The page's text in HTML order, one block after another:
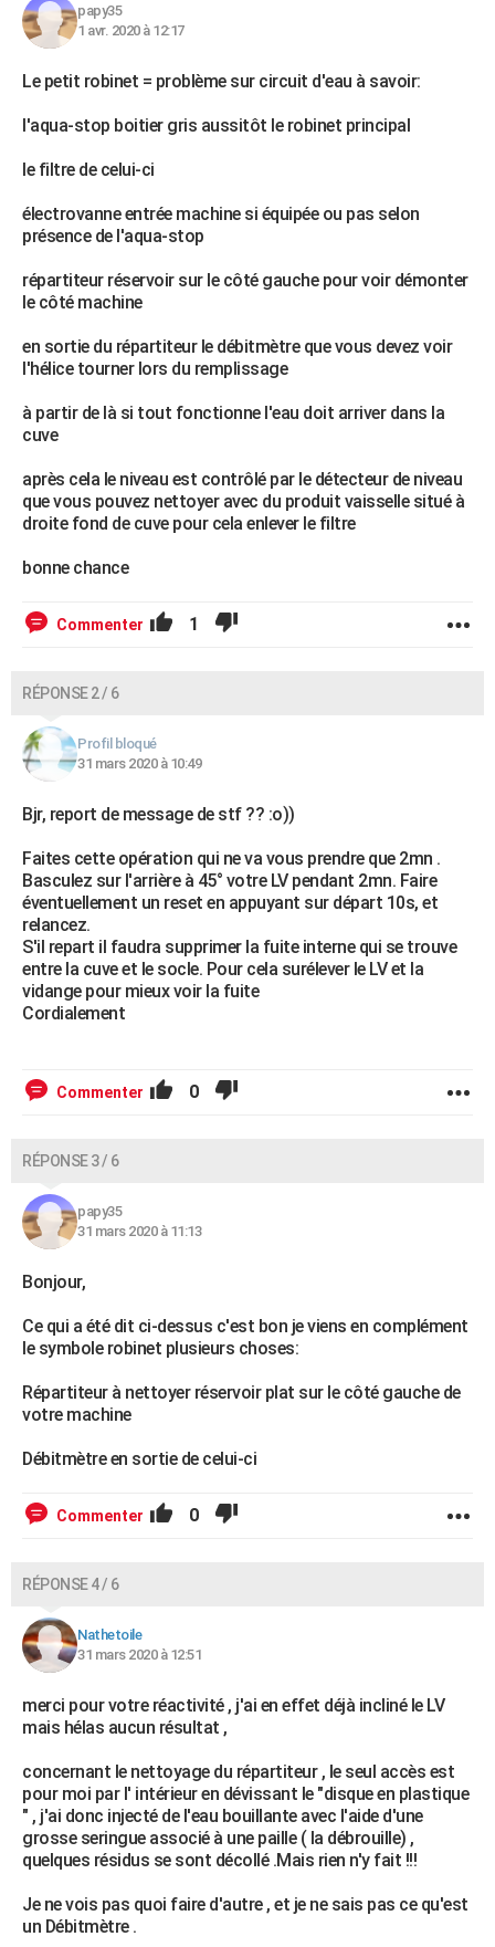
papy35
1 avr. 2020 à 12:17
Le petit robinet = problème sur circuit d'eau à savoir:
l'aqua-stop boitier gris aussitôt le robinet principal
le filtre de celui-ci
électrovanne entrée machine si équipée ou pas selon
présence de l'aqua-stop
répartiteur réservoir sur le côté gauche pour voir démonter
le côté machine
en sortie du répartiteur le débitmètre que vous devez voir
l'hélice tourner lors du remplissage
à partir de là si tout fonctionne l'eau doit arriver dans la
cuve
après cela le niveau est contrôlé par le détecteur de niveau
que vous pouvez nettoyer avec du produit vaisselle situé à
droite fond de cuve pour cela enlever le filtre
bonne chance
Commenter 1
RÉPONSE 2 / 6
Profil bloqué
31 mars 2020 à 10:49
Bjr, report de message de stf ?? :o))
Faites cette opération qui ne va vous prendre que 2mn .
Basculez sur l'arrière à 45° votre LV pendant 2mn. Faire
éventuellement un reset en appuyant sur départ 10s, et
relancez.
S'il repart il faudra supprimer la fuite interne qui se trouve
entre la cuve et le socle. Pour cela surélever le LV et la
vidange pour mieux voir la fuite
Cordialement
Commenter 0
RÉPONSE 3 / 6
papy35
31 mars 2020 à 11:13
Bonjour,
Ce qui a été dit ci-dessus c'est bon je viens en complément
le symbole robinet plusieurs choses:
Répartiteur à nettoyer réservoir plat sur le côté gauche de
votre machine
Débitmètre en sortie de celui-ci
Commenter 0
RÉPONSE 4 / 6
Nathetoile
31 mars 2020 à 12:51
merci pour votre réactivité , j'ai en effet déjà incliné le LV
mais hélas aucun résultat ,
concernant le nettoyage du répartiteur , le seul accès est
pour moi par l' intérieur en dévissant le "disque en plastique
" , j'ai donc injecté de l'eau bouillante avec l'aide d'une
grosse seringue associé à une paille ( la débrouille) ,
quelques résidus se sont décollé .Mais rien n'y fait !!!
Je ne vois pas quoi faire d'autre , et je ne sais pas ce qu'est
un Débitmètre .